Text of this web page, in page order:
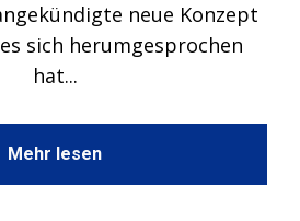
neue Konzept
sich herumgesprochen
hat...
Mehr lesen